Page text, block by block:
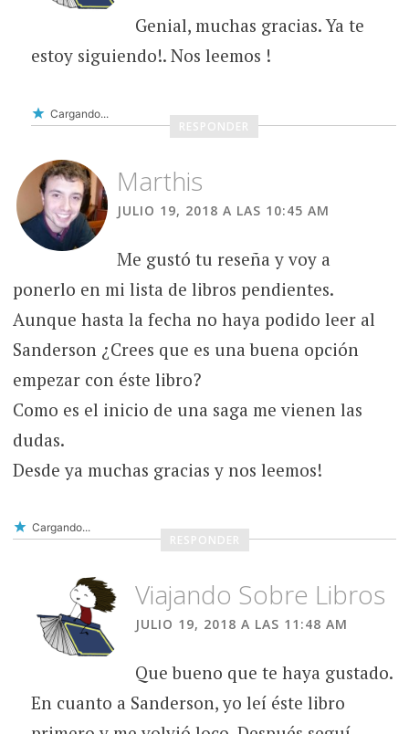
Genial, muchas gracias. Ya te
estoy siguiendo!. Nos leemos !
Cargando...
RESPONDER
Marthis
JULIO 19, 2018 A LAS 10:45 AM
Me gustó tu reseña y voy a
ponerlo en mi lista de libros pendientes.
Aunque hasta la fecha no haya podido leer al
Sanderson ¿Crees que es una buena opción
empezar con éste libro?
Como es el inicio de una saga me vienen las
dudas.
Desde ya muchas gracias y nos leemos!
Cargando...
RESPONDER
Viajando Sobre Libros
JULIO 19, 2018 A LAS 11:48 AM
Que bueno que te haya gustado.
En cuanto a Sanderson, yo leí éste libro